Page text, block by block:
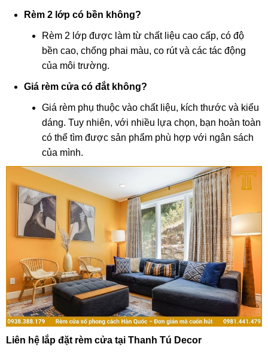
Rèm 2 lớp có bền không?
Rèm 2 lớp được làm từ chất liệu cao cấp, có độ
bền cao, chống phai màu, co rút và các tác động
của môi trường.
Giá rèm cửa có đắt không?
Giá rèm phụ thuộc vào chất liệu, kích thước và kiểu
dáng. Tuy nhiên, với nhiều lựa chọn, bạn hoàn toàn
có thể tìm được sản phẩm phù hợp với ngân sách
của mình.
Liên hệ lắp đặt rèm cửa tại Thanh Tú Decor